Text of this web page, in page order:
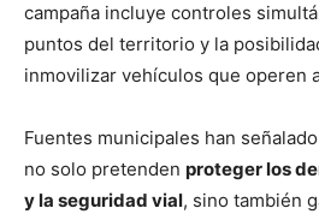
campaña incluye controles
puntos del territorio y la
inmovilizar vehículos que operen
Fuentes municipales han
no solo pretenden proteger los
y la seguridad vial, sino también